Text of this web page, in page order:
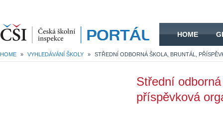
HOME
HOME » VYHLEDÁVÁNÍ ŠKOLY »
Střední
příspěvková